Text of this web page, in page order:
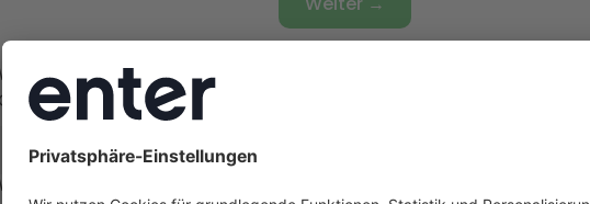
Gebäudetyp haben Sie?
Gebäudeart
Zurück
gut ist Ihr Gebäude gedämmt?